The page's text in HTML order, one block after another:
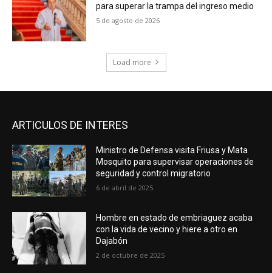
para superar la trampa del ingreso medio
5 de agosto de 2026
Load more
ARTICULOS DE INTERES
Ministro de Defensa visita Friusa y Mata
Mosquito para supervisar operaciones de
seguridad y control migratorio
6 de abril de 2025
Hombre en estado de embriaguez acaba
con la vida de vecino y hiere a otro en
Dajabón
2 de octubre de 2025